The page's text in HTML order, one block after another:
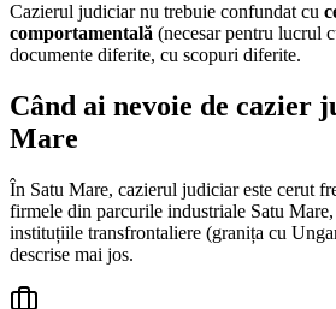
Cazierul judiciar nu trebuie confundat cu
comportamentală (necesar pentru lucrul
documente diferite, cu scopuri diferite.
Când ai nevoie de cazier
Mare
În Satu Mare, cazierul judiciar este cerut
firmele din parcurile industriale Satu
instituțiile transfrontaliere (granița cu
descrise mai jos.